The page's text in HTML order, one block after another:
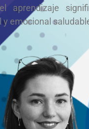
aprendizaje
y emocional